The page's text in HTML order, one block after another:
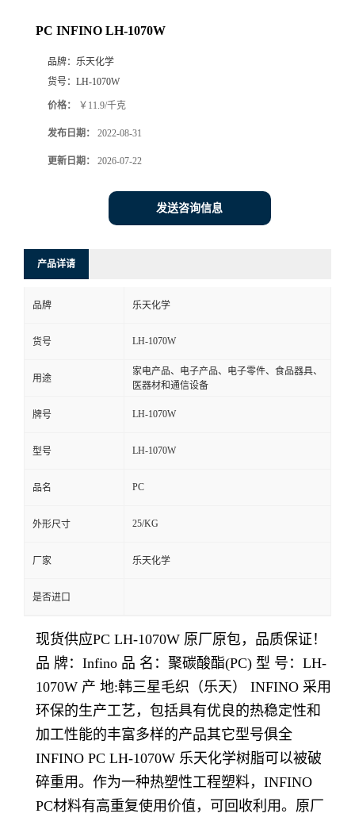
厅
系
言
PC INFINO LH-1070W
品牌： 乐天化学
货号： LH-1070W
价格： ￥11.9/千克
发布日期： 2022-08-31
更新日期： 2026-07-22
发送咨询信息
产品详请
品牌 乐天化学
货号 LH-1070W
用途
家电产品、电子产品、电子零件、食品器具、
医器材和通信设备
牌号 LH-1070W
型号 LH-1070W
品名 PC
外形尺寸 25/KG
厂家 乐天化学
是否进口
现货供应PC LH-1070W 原厂原包，品质保证！
品 牌：Infino 品 名：聚碳酸酯(PC) 型 号：LH-
1070W 产 地:韩三星毛织（乐天） INFINO 采用
环保的生产工艺，包括具有优良的热稳定性和
加工性能的丰富多样的产品其它型号俱全
INFINO PC LH-1070W 乐天化学树脂可以被破
碎重用。作为一种热塑性工程塑料，INFINO
PC材料有高重复使用价值，可回收利用。原厂